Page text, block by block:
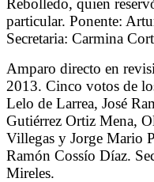
Rebolledo, quien
particular. Ponente:
Secretaria: Carmina
Amparo directo en
2013. Cinco votos de
Lelo de Larrea, José
Gutiérrez Ortiz Mena,
Villegas y Jorge Mario
Ramón Cossío Díaz.
Mireles.